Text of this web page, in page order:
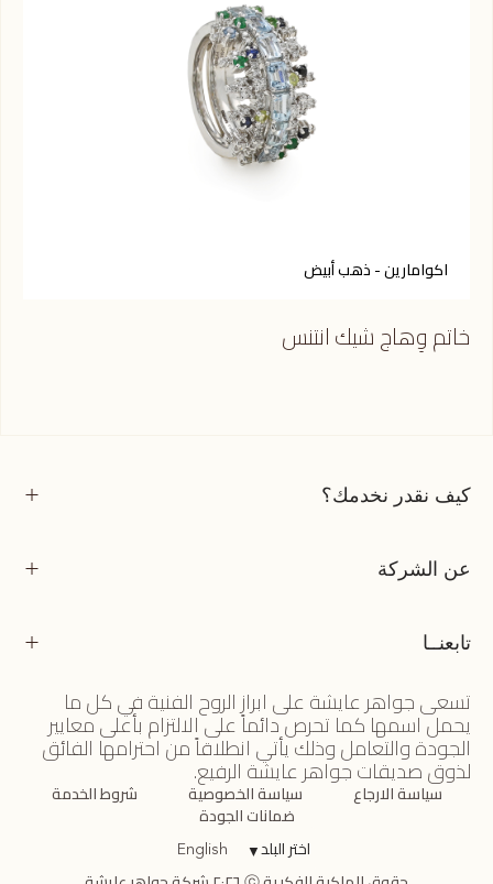
اكوامارين - ذهب أبيض
خاتم وِهاج شيك انتنس
كيف نقدر نخدمك؟
عن الشركة
تابعنــا
تسعى جواهر عايشة على ابراز الروح الفنية في كل ما
يحمل اسمها كما تحرص دائماً على الالتزام بأعلى معايير
الجودة والتعامل وذلك يأتي انطلاقاً من احترامها الفائق
لذوق صديقات جواهر عايشة الرفيع.
سياسة الارجاع سياسة الخصوصية شروط الخدمة
ضمانات الجودة
اختر البلد▼
English